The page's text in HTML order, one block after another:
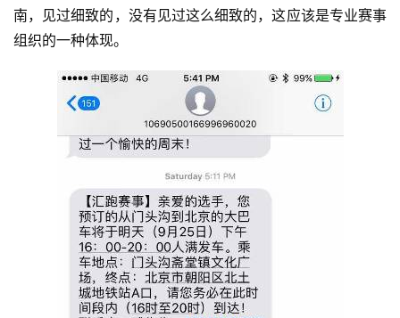
南，见过细致的，没有见过这么细致的，这应该是专业赛事
组织的一种体现。